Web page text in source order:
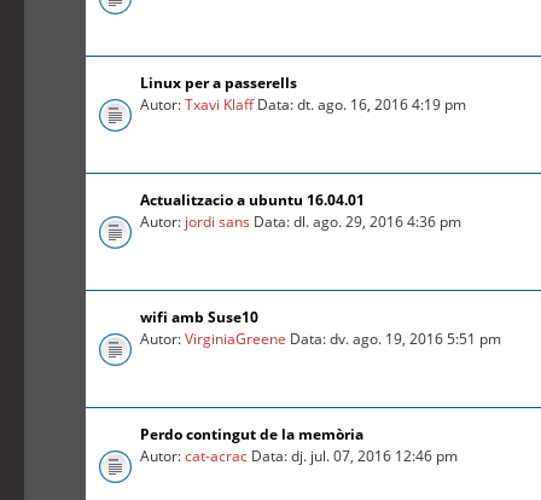
Linux per a passerells
Autor:Txavi KlaffData: dt. ago. 16, 2016 4:19 pm
Actualitzacio a ubuntu 16.04.01
Autor: jordi sans Data: dl. ago. 29, 2016 4:36 pm
wifi amb Suse10
Autor:VirginiaGreene Data: dv. ago. 19, 2016 5:51 pm
Perdo contingut de la memòria
Autor:cat-acrac Data: dj. jul. 07, 2016 12:46 pm